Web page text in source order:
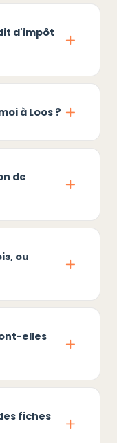
d'impôt
à Loos ?
de
ou
elles
fiches